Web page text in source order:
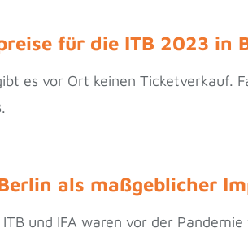
für die ITB 2023 in
es vor Ort keinen Ticketverkauf.
als maßgeblicher
und IFA waren vor der